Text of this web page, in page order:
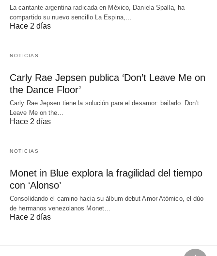
La cantante argentina radicada en México, Daniela Spalla, ha
compartido su nuevo sencillo La Espina,…
Hace 2 días
NOTICIAS
Carly Rae Jepsen publica ‘Don’t Leave Me on
the Dance Floor’
Carly Rae Jepsen tiene la solución para el desamor: bailarlo. Don't
Leave Me on the…
Hace 2 días
NOTICIAS
Monet in Blue explora la fragilidad del tiempo
con ‘Alonso’
Consolidando el camino hacia su álbum debut Amor Atómico, el dúo
de hermanos venezolanos Monet…
Hace 2 días